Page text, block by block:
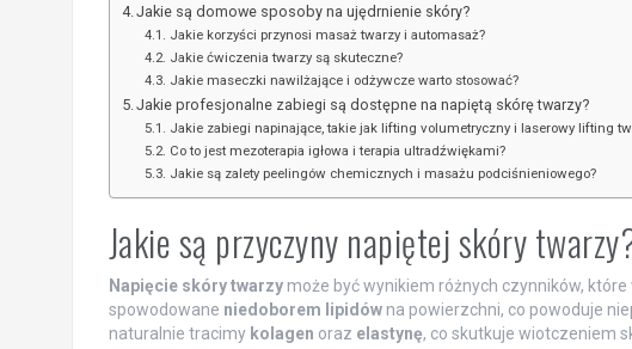
Jakie są domowe sposoby na ujędrnienie skóry?
Jakie korzyści przynosi masaż twarzy i automasaż?
Jakie ćwiczenia twarzy są skuteczne?
Jakie maseczki nawilżające i odżywcze warto stosować?
Jakie profesjonalne zabiegi są dostępne na napiętą skórę twarzy?
Jakie zabiegi napinające, takie jak lifting volumetryczny i laserowy lifting
Co to jest mezoterapia igłowa i terapia ultradźwiękami?
Jakie są zalety peelingów chemicznych i masażu podciśnieniowego?
Jakie są przyczyny napiętej skóry
Napięcie skóry twarzymoże być wynikiem różnych czynników, które
spowodowane niedoborem lipidówna powierzchni, co powoduje
naturalnie tracimy kolagen oraz elastynę, co skutkuje wiotczeniem